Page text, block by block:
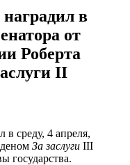
в
от
Роберта
II
среду, 4 апреля,
За заслуги III
государства.